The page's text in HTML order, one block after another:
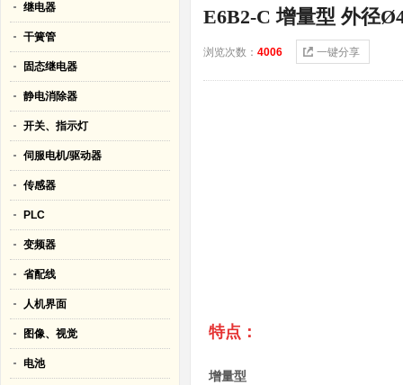
继电器
干簧管
固态继电器
静电消除器
开关、指示灯
伺服电机/驱动器
传感器
PLC
变频器
省配线
人机界面
图像、视觉
电池
E6B2-C 增量型 外径
浏览次数：4006 一键分享
特点
增量型